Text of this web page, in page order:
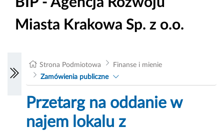
Miasta Krakowa Sp. z o.o.
Strona Podmiotowa
Finanse i mienie
Zamówienia publiczne
Przetarg na oddanie w
najem lokalu z